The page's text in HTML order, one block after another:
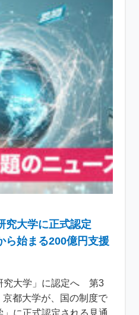
究大学に正式認定
始まる200億円支援
究大学」に認定へ 第3
都大学が、国の制度で
に正式認定される見通